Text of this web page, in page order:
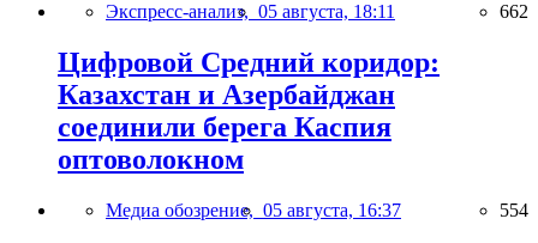
Экспресс-анализ, 05 августа, 18:11 662
Цифровой Средний коридор:
Казахстан и Азербайджан
соединили берега Каспия
оптоволокном
Медиа обозрение, 05 августа, 16:37 554